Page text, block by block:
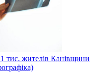
тис. жителів Канівщини